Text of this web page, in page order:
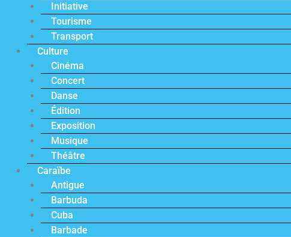
Initiative
Tourisme
Transport
Culture
Cinéma
Concert
Danse
Édition
Exposition
Musique
Théâtre
Caraïbe
Antigue
Barbuda
Cuba
Barbade